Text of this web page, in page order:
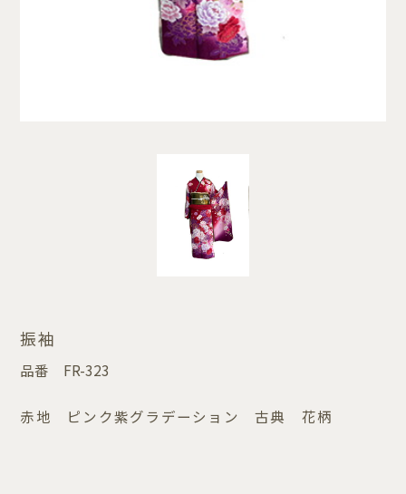
振袖
品番 FR-323
赤地 ピンク紫グラデーション 古典 花柄